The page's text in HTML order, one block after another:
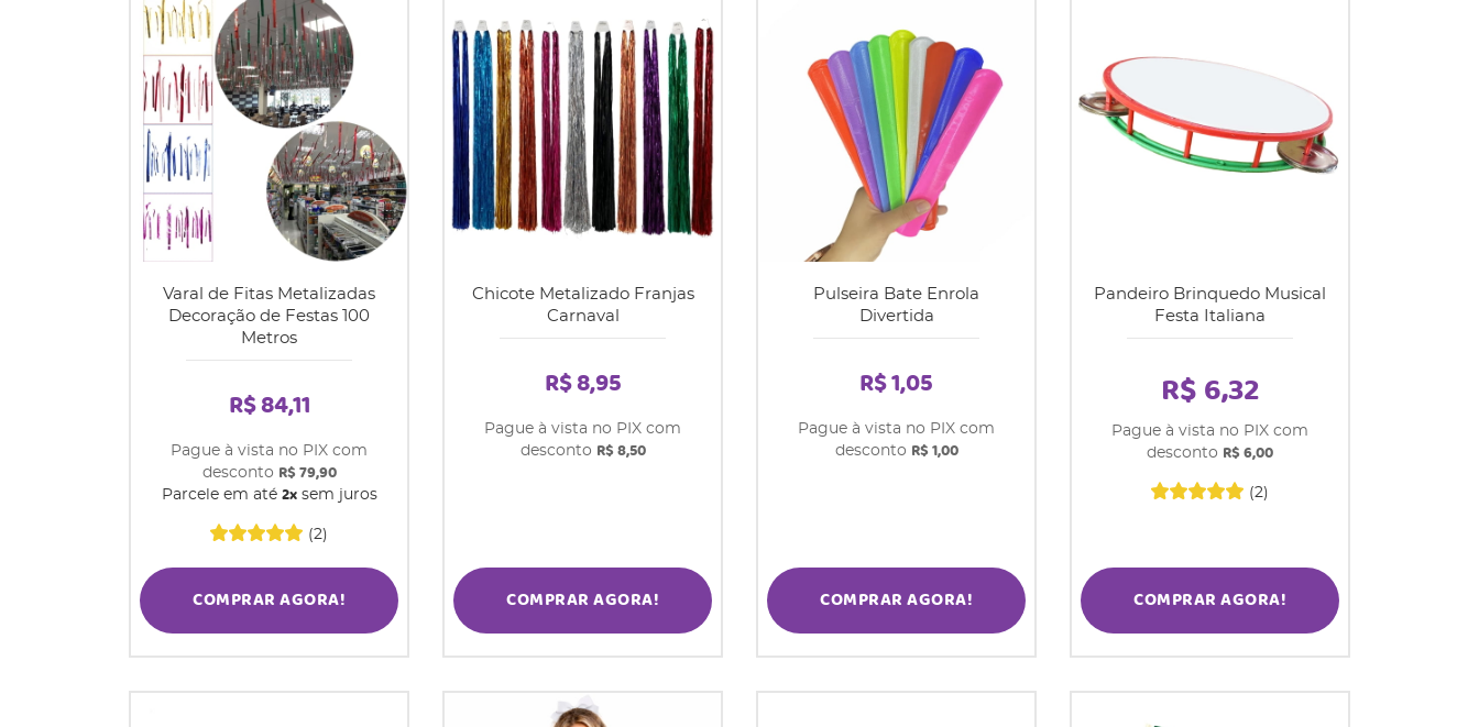
Varal de Fitas Metalizadas
Decoração de Festas 100
Metros
(2)
R$ 84,11
Pague à vista no PIX com
desconto R$ 79,90
Parcele em até 2xsem juros
COMPRAR AGORA!
Chicote Metalizado Franjas
Carnaval
R$ 8,95
Pague à vista no PIX com
desconto R$ 8,50
COMPRAR AGORA!
Pulseira Bate Enrola
Divertida
R$ 1,05
Pague à vista no PIX com
desconto R$ 1,00
COMPRAR AGORA!
Pandeiro Brinquedo Musical
Festa Italiana
(2)
R$ 6,32
Pague à vista no PIX com
desconto R$ 6,00
COMPRAR AGORA!